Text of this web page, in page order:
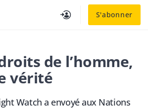
S'abonner
de l’homme,
vérité
Watch a envoyé aux Nations